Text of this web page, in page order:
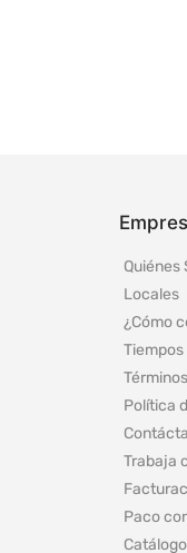
Quiénes
Locales
¿Cómo
Política
Trabaja
Paco